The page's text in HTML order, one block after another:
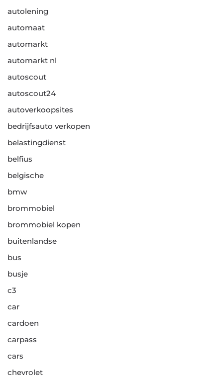
autolening
automaat
automarkt
automarkt nl
autoscout
autoscout24
autoverkoopsites
bedrijfsauto verkopen
belastingdienst
belfius
belgische
bmw
brommobiel
brommobiel kopen
buitenlandse
bus
busje
c3
car
cardoen
carpass
cars
chevrolet